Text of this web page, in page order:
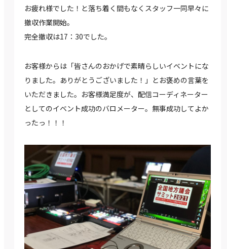
お疲れ様でした！と落ち着く間もなくスタッフ一同早々に
撤収作業開始。
完全撤収は17：30でした。
お客様からは「皆さんのおかげで素晴らしいイベントにな
りました。ありがとうございました！」とお褒めの言葉を
いただきました。お客様満足度が、配信コーディネーター
としてのイベント成功のバロメーター。無事成功してよか
ったっ！！！